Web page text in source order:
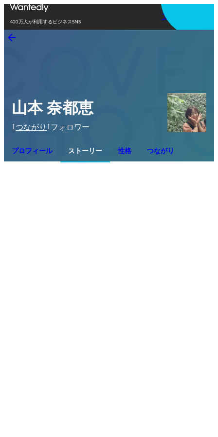
400万人が利用するビジネスSNS
アプリを使う
山本 奈都恵
1つながり 1 フォロワー
プロフィール ストーリー 性格 つながり